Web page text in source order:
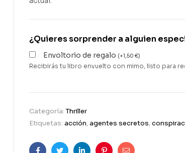
¿Quieres sorprender a alguien
Envoltorio de regalo (+1,50 €)
Recibirás tu libro envuelto con mimo, listo para
Categoría:Thriller
Etiquetas: acción,agentes secretos,